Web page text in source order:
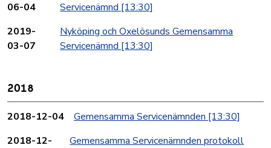
06-04
Servicenämnd [13:30]
2019-
03-07
Nyköping och Oxelösunds Gemensamma
Servicenämnd [13:30]
2018
2018-12-04 Gemensamma Servicenämnden [13:30]
2018-12-
Gemensamma Servicenämnden protokoll